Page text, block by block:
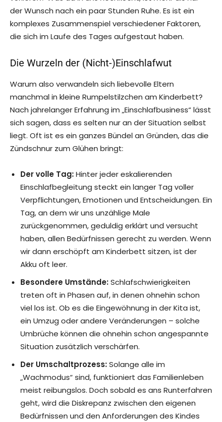
der Wunsch nach ein paar Stunden Ruhe. Es ist ein
komplexes Zusammenspiel verschiedener Faktoren,
die sich im Laufe des Tages aufgestaut haben.
Die Wurzeln der (Nicht-)Einschlafwut
Warum also verwandeln sich liebevolle Eltern
manchmal in kleine Rumpelstilzchen am Kinderbett?
Nach jahrelanger Erfahrung im „Einschlafbusiness“ lässt
sich sagen, dass es selten nur an der Situation selbst
liegt. Oft ist es ein ganzes Bündel an Gründen, das die
Zündschnur zum Glühen bringt:
Der volle Tag:Hinter jeder eskalierenden
Einschlafbegleitung steckt ein langer Tag voller
Verpflichtungen, Emotionen und Entscheidungen. Ein
Tag, an dem wir uns unzählige Male
zurückgenommen, geduldig erklärt und versucht
haben, allen Bedürfnissen gerecht zu werden. Wenn
wir dann erschöpft am Kinderbett sitzen, ist der
Akku oft leer.
Besondere Umstände:Schlafschwierigkeiten
treten oft in Phasen auf, in denen ohnehin schon
viel los ist. Ob es die Eingewöhnung in der Kita ist,
ein Umzug oder andere Veränderungen – solche
Umbrüche können die ohnehin schon angespannte
Situation zusätzlich verschärfen.
Der Umschaltprozess:Solange alle im
„Wachmodus“ sind, funktioniert das Familienleben
meist reibungslos. Doch sobald es ans Runterfahren
geht, wird die Diskrepanz zwischen den eigenen
Bedürfnissen und den Anforderungen des Kindes